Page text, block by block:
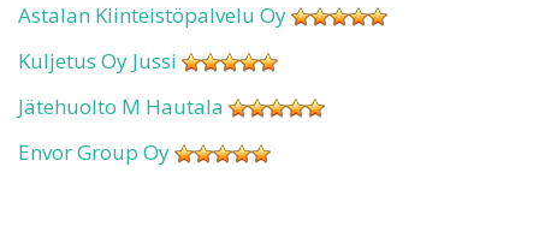
Astalan Kiinteistöpalvelu Oy
Kuljetus Oy Jussi
Jätehuolto M Hautala
Envor Group Oy